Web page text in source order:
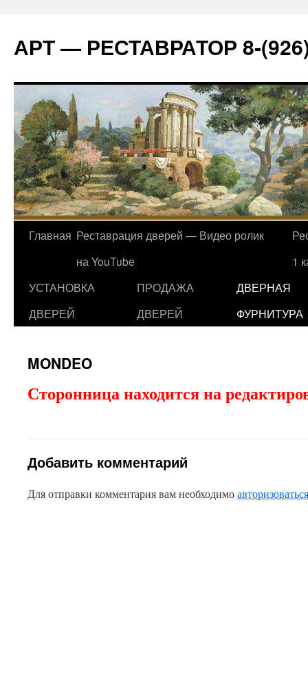
АРТ — РЕСТАВРАТОР 8-
Главная Реставрация дверей — Видео ролик
на YouTube
1
УСТАНОВКА
ДВЕРЕЙ
ПРОДАЖА
ДВЕРЕЙ
ДВЕРНАЯ
ФУРНИТУРА
MONDEO
Сторонница находится на
Добавить комментарий
Для отправки комментария вам необходимоавторизоваться